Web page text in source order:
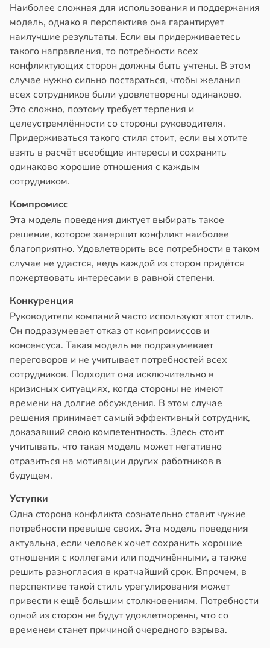
Наиболее сложная для использования и поддержания
модель, однако в перспективе она гарантирует
наилучшие результаты. Если вы придерживаетесь
такого направления, то потребности всех
конфликтующих сторон должны быть учтены. В этом
случае нужно сильно постараться, чтобы желания
всех сотрудников были удовлетворены одинаково.
Это сложно, поэтому требует терпения и
целеустремлённости со стороны руководителя.
Придерживаться такого стиля стоит, если вы хотите
взять в расчёт всеобщие интересы и сохранить
одинаково хорошие отношения с каждым
сотрудником.
Компромисс
Эта модель поведения диктует выбирать такое
решение, которое завершит конфликт наиболее
благоприятно. Удовлетворить все потребности в таком
случае не удастся, ведь каждой из сторон придётся
пожертвовать интересами в равной степени.
Конкуренция
Руководители компаний часто используют этот стиль.
Он подразумевает отказ от компромиссов и
консенсуса. Такая модель не подразумевает
переговоров и не учитывает потребностей всех
сотрудников. Подходит она исключительно в
кризисных ситуациях, когда стороны не имеют
времени на долгие обсуждения. В этом случае
решения принимает самый эффективный сотрудник,
доказавший свою компетентность. Здесь стоит
учитывать, что такая модель может негативно
отразиться на мотивации других работников в
будущем.
Уступки
Одна сторона конфликта сознательно ставит чужие
потребности превыше своих. Эта модель поведения
актуальна, если человек хочет сохранить хорошие
отношения с коллегами или подчинёнными, а также
решить разногласия в кратчайший срок. Впрочем, в
перспективе такой стиль урегулирования может
привести к ещё большим столкновениям. Потребности
одной из сторон не будут удовлетворены, что со
временем станет причиной очередного взрыва.